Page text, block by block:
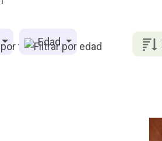
Edad